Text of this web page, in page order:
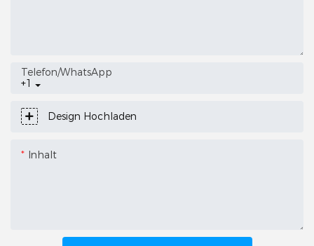
+1
Telefon/WhatsApp
Design Hochladen
Inhalt